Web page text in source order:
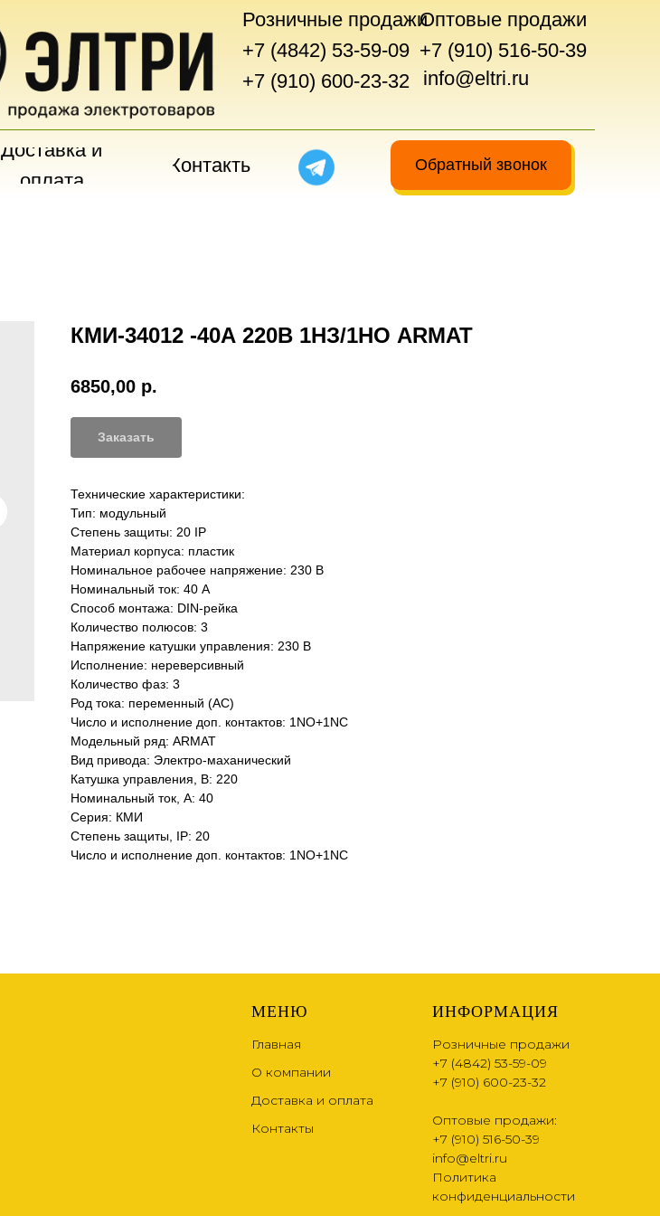
Розничные продажи
+7 (4842) 53-59-09
+7 (910) 600-23-32
Оптовые продажи
+7 (910) 516-50-39
Обратный звонок
Доставка и
оплата
Контакты
info@eltri.ru
КМИ-34012 -40А 220В 1НЗ/1НО ARMAT
6850,00 р.
Заказать
Технические характеристики:
Тип: модульный
Степень защиты: 20 IP
Материал корпуса: пластик
Номинальное рабочее напряжение: 230 В
Номинальный ток: 40 А
Способ монтажа: DIN-рейка
Количество полюсов: 3
Напряжение катушки управления: 230 В
Исполнение: нереверсивный
Количество фаз: 3
Род тока: переменный (AC)
Число и исполнение доп. контактов: 1NO+1NC
Модельный ряд: ARMAT
Вид привода: Электро-маханический
Катушка управления, В: 220
Номинальный ток, А: 40
Серия: КМИ
Степень защиты, IP: 20
Число и исполнение доп. контактов: 1NO+1NC
МЕНЮ
Главная
О компании
Доставка и оплата
Контакты
ИНФОРМАЦИЯ
Розничные продажи
+7 (4842) 53-59-09
+7 (910) 600-23-32
Оптовые продажи:
+7 (910) 516-50-39
info@eltri.ru
Политика
конфиденциальности